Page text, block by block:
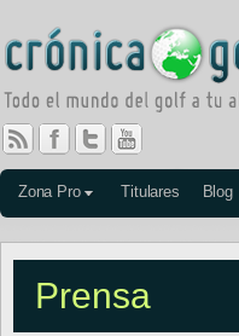
Zona Pro Titulares Blog
Prensa